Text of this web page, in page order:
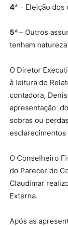
4ª – Eleição dos
5ª – Outros
tenham
O Diretor
à leitura do
contadora,
apresentação
sobras ou
esclarecimentos
O Conselheiro
do Parecer do
Claudimar
Externa.
Após as